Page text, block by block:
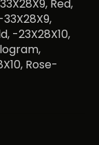
Red,
-23X28X10,
Rose-